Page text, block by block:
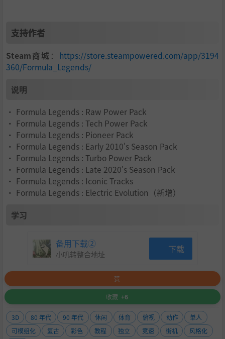
支持作者
Steam商城 ： https://store.steampowered.com/app/3194
360/Formula_Legends/
说明
• Formula Legends : Raw Power Pack
• Formula Legends : Tech Power Pack
• Formula Legends : Pioneer Pack
• Formula Legends : Early 2010's Season Pack
• Formula Legends : Turbo Power Pack
• Formula Legends : Late 2020's Season Pack
• Formula Legends : Iconic Tracks
• Formula Legends : Electric Evolution（新增）
学习
备用下载②
小叽转整合地址 下载
赞
收藏 +6
3D 80 年代 90 年代 休闲 体育 俯视 动作
单人
可模组化
复古 彩色 教程 独立 竞速 街机
风格化